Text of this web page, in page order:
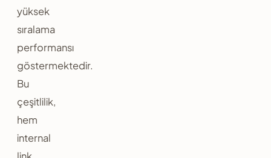
yüksek
sıralama
performansı
göstermektedir.
Bu
çeşitlilik,
hem
internal